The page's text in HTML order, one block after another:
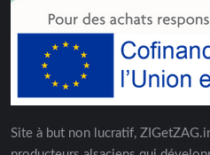
Site à but non lucratif,